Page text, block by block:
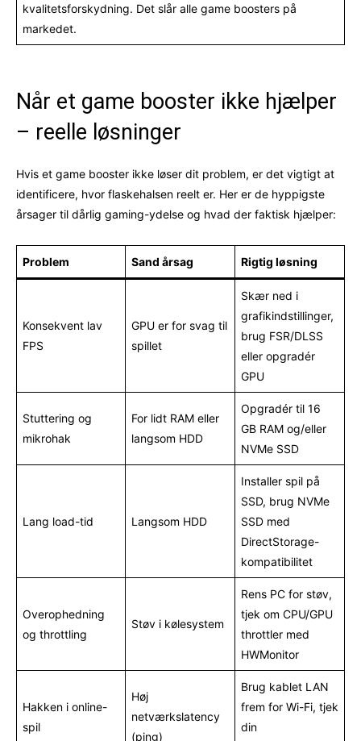
kvalitetsforskydning. Det slår alle game boosters på
markedet.
Når et game booster ikke hjælper
– reelle løsninger
Hvis et game booster ikke løser dit problem, er det vigtigt at
identificere, hvor flaskehalsen reelt er. Her er de hyppigste
årsager til dårlig gaming-ydelse og hvad der faktisk hjælper:
Problem Sand årsag Rigtig løsning
Konsekvent lav
FPS
GPU er for svag til
spillet
Skær ned i
grafikindstillinger,
brug FSR/DLSS
eller opgradér
GPU
Stuttering og
mikrohak
For lidt RAM eller
langsom HDD
Opgradér til 16
GB RAM og/eller
NVMe SSD
Lang load-tid Langsom HDD
Installer spil på
SSD, brug NVMe
SSD med
DirectStorage-
kompatibilitet
Overophedning
og throttling
Støv i kølesystem
Rens PC for støv,
tjek om CPU/GPU
throttler med
HWMonitor
Hakken i online-
spil
Høj
netværkslatency
(ping)
Brug kablet LAN
frem for Wi-Fi, tjek
din